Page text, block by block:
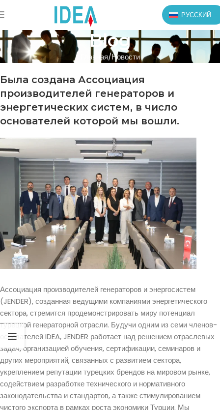
РУССКИЙ
Blog
Главная Новости
Была создана Ассоциация
производителей генераторов и
энергетических систем, в число
основателей которой мы вошли.
Ассоциация производителей генераторов и энергосистем
(JENDER), созданная ведущими компаниями энергетического
сектора, стремится продемонстрировать миру потенциал
турецкой генераторной отрасли. Будучи одним из семи членов-
основателей IDEA, JENDER работает над решением отраслевых
задач, организацией обучения, сертификации, семинаров и
других мероприятий, связанных с развитием сектора,
укреплением репутации турецких брендов на мировом рынке,
содействием разработке технического и нормативного
законодательства и стандартов, а также стимулированием
чистого экспорта в рамках роста экономики Турции. Мы